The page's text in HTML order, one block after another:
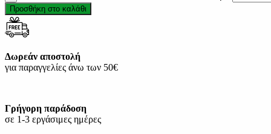
Προσθήκη στο καλάθι
Δωρεάν αποστολή
για παραγγελίες άνω των 50€
Γρήγορη παράδοση
σε 1-3 εργάσιμες ημέρες